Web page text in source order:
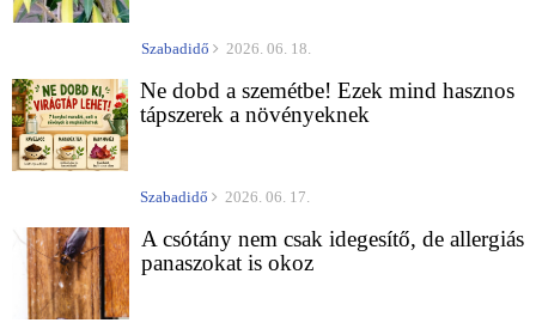
Szabadidő 2026. 06. 18.
Ne dobd a szemétbe! Ezek mind hasznos
tápszerek a növényeknek
Szabadidő 2026. 06. 17.
A csótány nem csak idegesítő, de allergiás
panaszokat is okoz